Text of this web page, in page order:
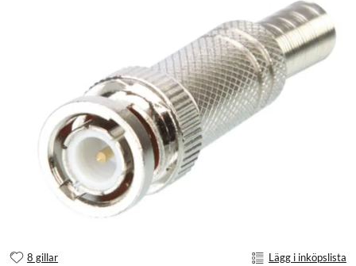
8 gillar Lägg i inköpslista